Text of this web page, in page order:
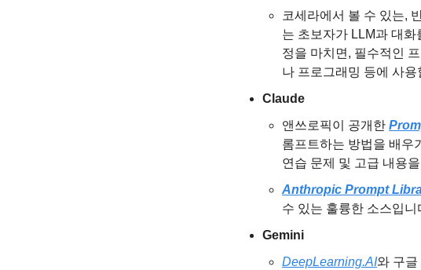
코세라에서 볼 수 있는,
는 초보자가 LLM과 대
정을 마치면, 필수적인
나 프로그래밍 등에 사
Claude
앤쓰로픽이 공개한
롬프트하는 방법을 배우
연습 문제 및 고급 내용
Anthropic Prompt
수 있는 훌륭한 소스입니
Gemini
DeepLearning.AI와 구글